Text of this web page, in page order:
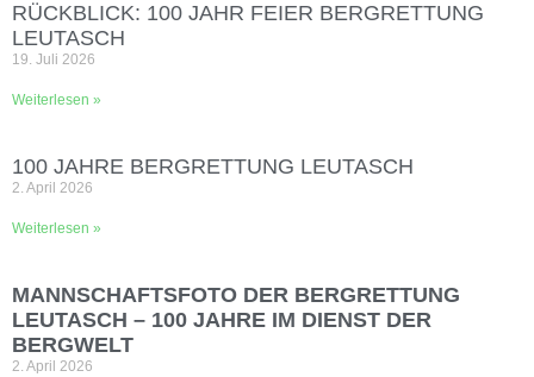
RÜCKBLICK: 100 JAHR FEIER BERGRETTUNG
LEUTASCH
19. Juli 2026
Weiterlesen »
100 JAHRE BERGRETTUNG LEUTASCH
2. April 2026
Weiterlesen »
MANNSCHAFTSFOTO DER BERGRETTUNG
LEUTASCH – 100 JAHRE IM DIENST DER
BERGWELT
2. April 2026